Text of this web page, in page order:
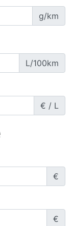
g/km
L/100km
€ / L
€
€